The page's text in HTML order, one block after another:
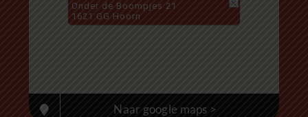
Onder de Boompjes 21
1621 GG Hoorn
Naar google maps >